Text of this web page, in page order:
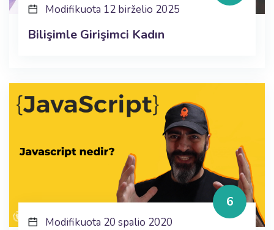
Modifikuota 12 birželio 2025
Bilişimle Girişimci Kadın
Modifikuota 20 spalio 2020
6